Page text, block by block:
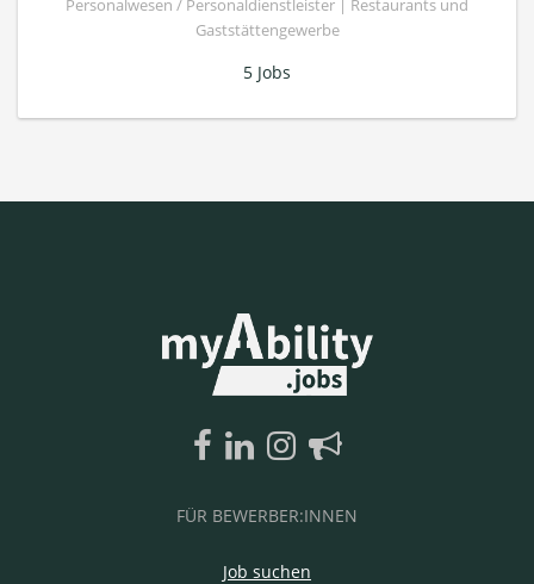
Personalwesen / Personaldienstleister | Restaurants und
Gaststättengewerbe
5 Jobs
FÜR BEWERBER:INNEN
Job suchen